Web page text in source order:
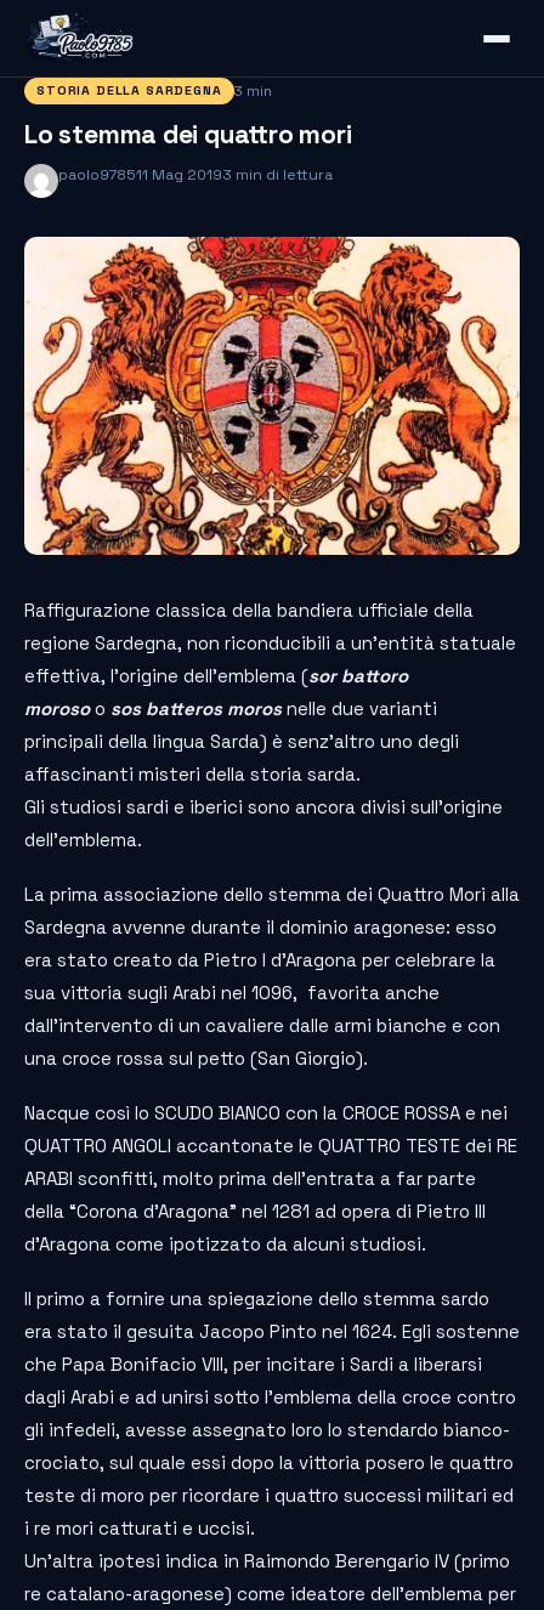
STORIA DELLA SARDEGNA 3 min
Lo stemma dei quattro mori
paolo978511 Mag 20193 min di lettura
Raffigurazione classica della bandiera ufficiale della
regione Sardegna, non riconducibili a un’entità statuale
effettiva, l’origine dell’emblema (sor battoro
morosoo sos batteros morosnelle due varianti
principali della lingua Sarda) è senz’altro uno degli
affascinanti misteri della storia sarda.
Gli studiosi sardi e iberici sono ancora divisi sull’origine
dell’emblema.
La prima associazione dello stemma dei Quattro Mori alla
Sardegna avvenne durante il dominio aragonese: esso
era stato creato da Pietro I d’Aragona per celebrare la
sua vittoria sugli Arabi nel 1096, favorita anche
dall’intervento di un cavaliere dalle armi bianche e con
una croce rossa sul petto (San Giorgio).
Nacque così lo SCUDO BIANCO con la CROCE ROSSA e nei
QUATTRO ANGOLI accantonate le QUATTRO TESTE dei RE
ARABI sconfitti, molto prima dell’entrata a far parte
della “Corona d’Aragona” nel 1281 ad opera di Pietro III
d’Aragona come ipotizzato da alcuni studiosi.
Il primo a fornire una spiegazione dello stemma sardo
era stato il gesuita Jacopo Pinto nel 1624. Egli sostenne
che Papa Bonifacio VIII, per incitare i Sardi a liberarsi
dagli Arabi e ad unirsi sotto l’emblema della croce contro
gli infedeli, avesse assegnato loro lo stendardo bianco-
crociato, sul quale essi dopo la vittoria posero le quattro
teste di moro per ricordare i quattro successi militari ed
i re mori catturati e uccisi.
Un’altra ipotesi indica in Raimondo Berengario IV (primo
re catalano-aragonese) come ideatore dell’emblema per